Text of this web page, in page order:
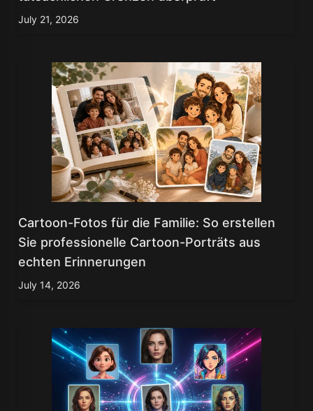
July 21, 2026
Cartoon-Fotos für die Familie: So erstellen
Sie professionelle Cartoon-Porträts aus
echten Erinnerungen
July 14, 2026